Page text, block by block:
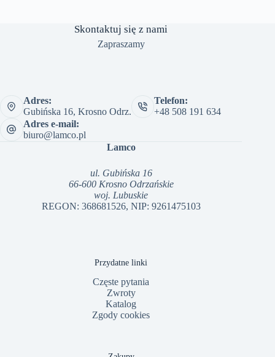
Skontaktuj się z nami
Zapraszamy
Adres:
Gubińska 16, Krosno Odrz.
Telefon:
+48 508 191 634
Adres e-mail:
biuro@lamco.pl
Lamco
ul. Gubińska 16
66-600 Krosno Odrzańskie
woj. Lubuskie
REGON: 368681526, NIP: 9261475103
Przydatne linki
Częste pytania
Zwroty
Katalog
Zgody cookies